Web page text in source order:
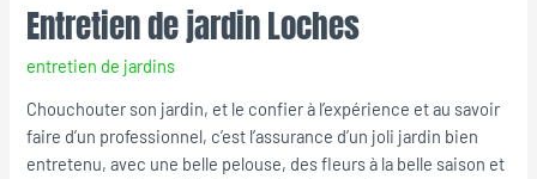
Entretien de jardin Loches
entretien de jardins
Chouchouter son jardin, et le confier à l’expérience et au savoir
faire d’un professionnel, c’est l’assurance d’un joli jardin bien
entretenu, avec une belle pelouse, des fleurs à la belle saison et
Entretien
de
jardin
Loches